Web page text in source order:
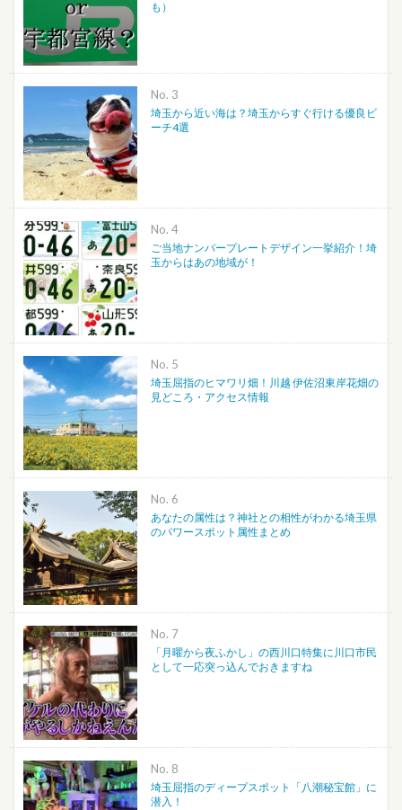
も）
No.
埼玉から近い海は？埼玉からすぐ行ける優良ビ
ーチ4選
No.
ご当地ナンバープレートデザイン一挙紹介！埼
玉からはあの地域が！
No.
埼玉屈指のヒマワリ畑！川越 伊佐沼東岸花畑の
見どころ・アクセス情報
No.
あなたの属性は？神社との相性がわかる埼玉県
のパワースポット属性まとめ
No.
「月曜から夜ふかし」の西川口特集に川口市民
として一応突っ込んでおきますね
No.
埼玉屈指のディープスポット「八潮秘宝館」に
潜入！